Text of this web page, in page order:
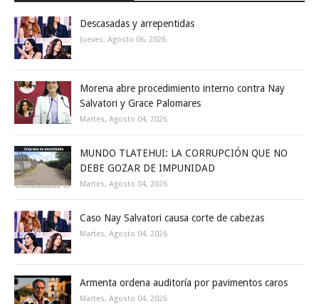
Descasadas y arrepentidas
Jueves, Agosto 06, 2026
Morena abre procedimiento interno contra Nay
Salvatori y Grace Palomares
Martes, Agosto 04, 2026
MUNDO TLATEHUI: LA CORRUPCIÓN QUE NO
DEBE GOZAR DE IMPUNIDAD
Martes, Agosto 04, 2026
Caso Nay Salvatori causa corte de cabezas
Martes, Agosto 04, 2026
Armenta ordena auditoría por pavimentos caros
Martes, Agosto 04, 2026